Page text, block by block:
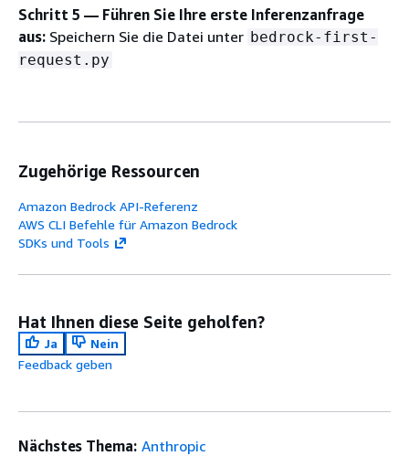
Schritt 5 — Führen Sie Ihre erste Inferenzanfrage
aus: Speichern Sie die Datei unter bedrock-first-
request.py
Zugehörige Ressourcen
Amazon Bedrock API-Referenz
AWS CLI Befehle für Amazon Bedrock
SDKs und Tools
Hat Ihnen diese Seite geholfen?
Ja
Nein
Feedback geben
Nächstes Thema: Anthropic